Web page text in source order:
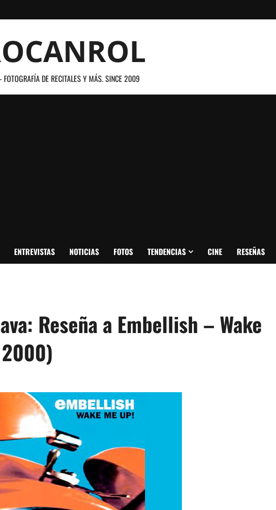
DE RECITALES Y MÁS. SINCE 2009
ENTREVISTAS NOTICIAS FOTOS TENDENCIAS CINE RESEÑAS
Reseña a Embellish – Wake